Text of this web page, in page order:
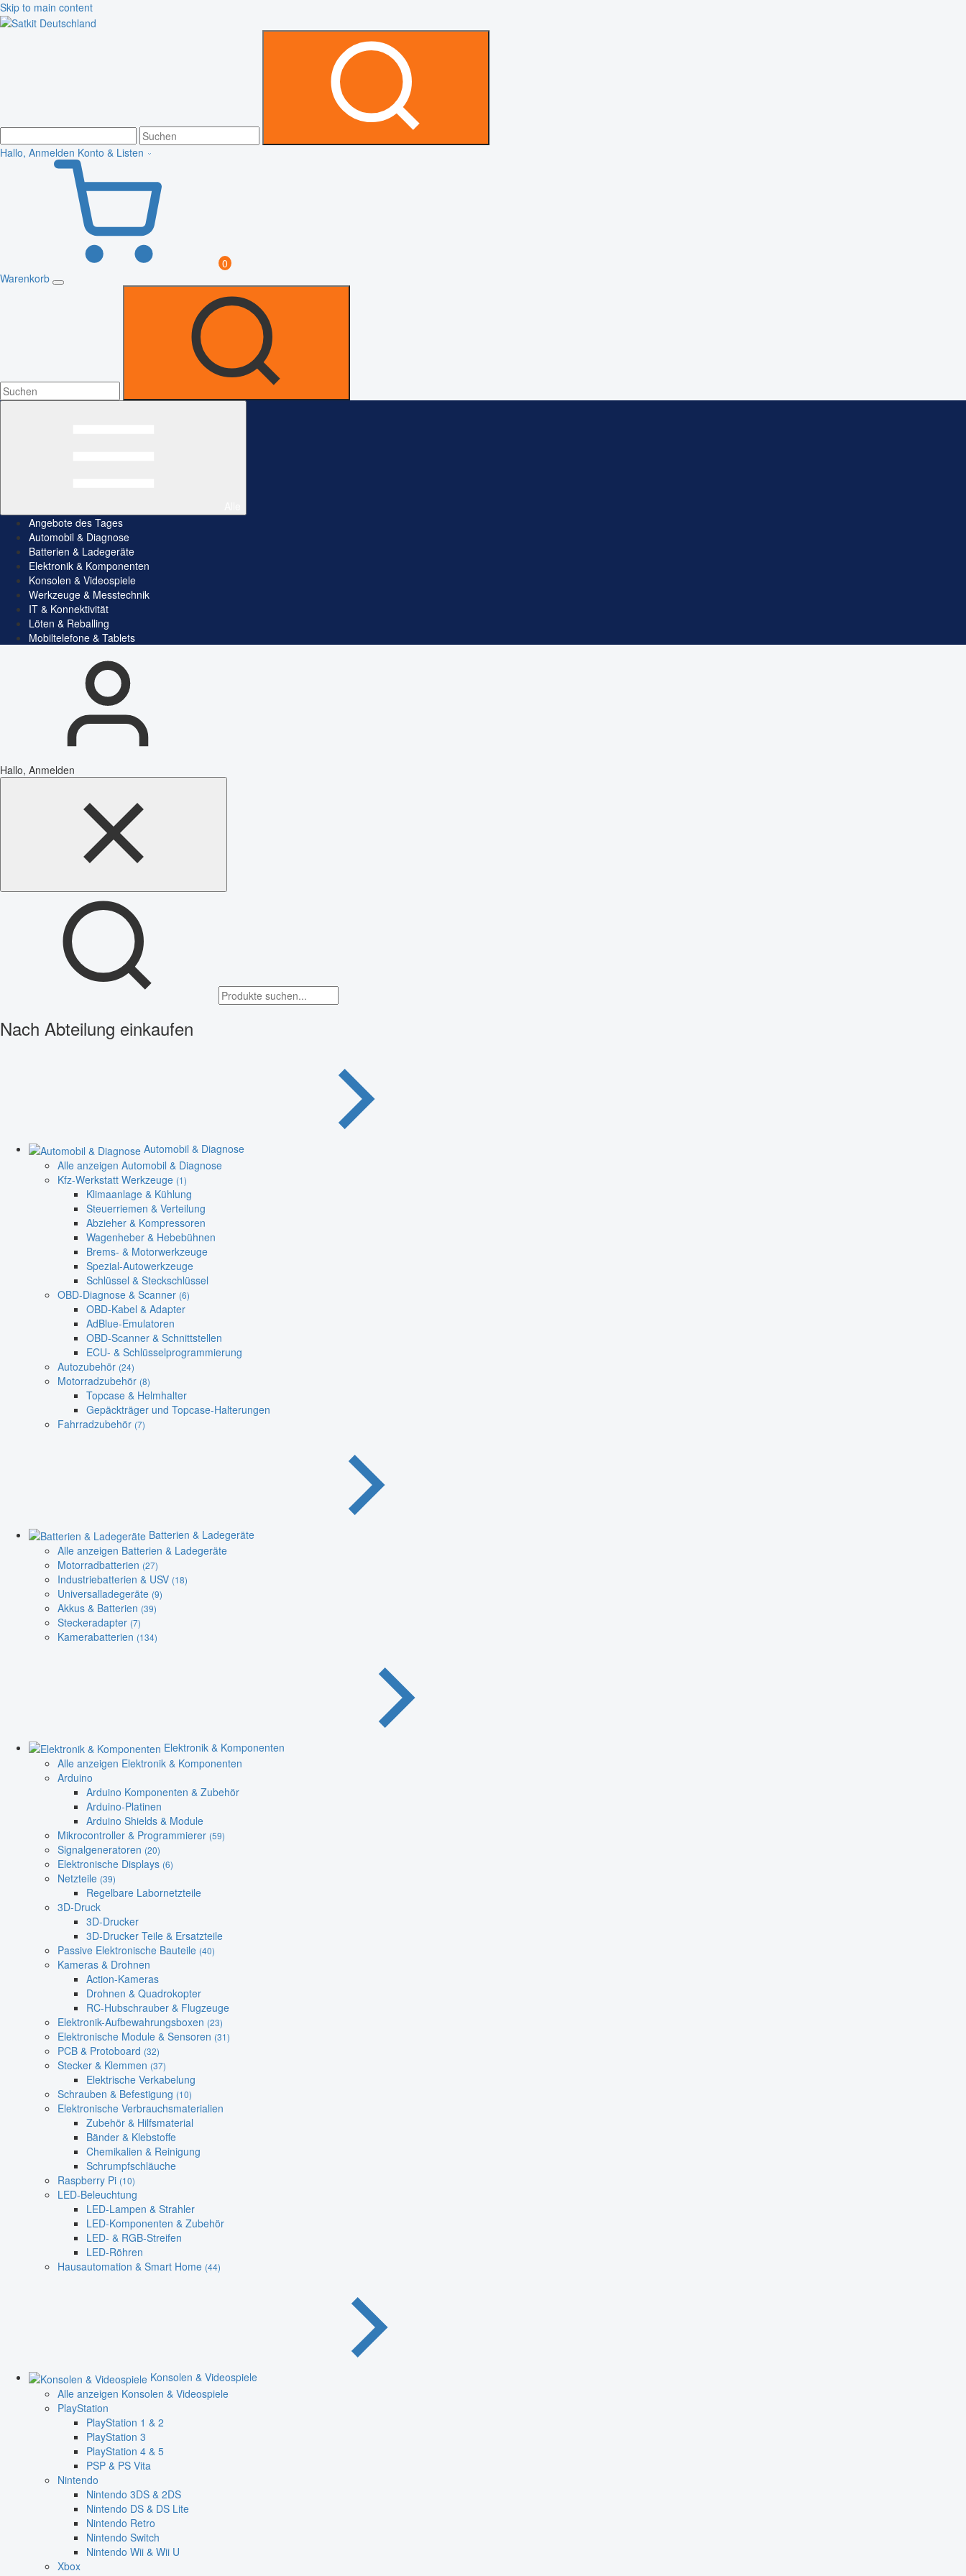
Skip to main content
Hallo, Anmelden Konto & Listen
0
Warenkorb
Angebote des Tages
Automobil & Diagnose
Batterien & Ladegeräte
Elektronik & Komponenten
Konsolen & Videospiele
Werkzeuge & Messtechnik
IT & Konnektivität
Löten & Reballing
Mobiltelefone & Tablets
Hallo, Anmelden
Nach Abteilung einkaufen
Automobil & Diagnose
Alle anzeigen Automobil & Diagnose
Kfz-Werkstatt Werkzeuge (1)
Klimaanlage & Kühlung
Steuerriemen & Verteilung
Abzieher & Kompressoren
Wagenheber & Hebebühnen
Brems- & Motorwerkzeuge
Spezial-Autowerkzeuge
Schlüssel & Steckschlüssel
OBD-Diagnose & Scanner (6)
OBD-Kabel & Adapter
AdBlue-Emulatoren
OBD-Scanner & Schnittstellen
ECU- & Schlüsselprogrammierung
Autozubehör (24)
Motorradzubehör (8)
Topcase & Helmhalter
Gepäckträger und Topcase-Halterungen
Fahrradzubehör (7)
Batterien & Ladegeräte
Alle anzeigen Batterien & Ladegeräte
Motorradbatterien (27)
Industriebatterien & USV (18)
Universalladegeräte (9)
Akkus & Batterien (39)
Steckeradapter (7)
Kamerabatterien (134)
Elektronik & Komponenten
Alle anzeigen Elektronik & Komponenten
Arduino
Arduino Komponenten & Zubehör
Arduino-Platinen
Arduino Shields & Module
Mikrocontroller & Programmierer (59)
Signalgeneratoren (20)
Elektronische Displays (6)
Netzteile (39)
Regelbare Labornetzteile
3D-Druck
3D-Drucker
3D-Drucker Teile & Ersatzteile
Passive Elektronische Bauteile (40)
Kameras & Drohnen
Action-Kameras
Drohnen & Quadrokopter
RC-Hubschrauber & Flugzeuge
Elektronik-Aufbewahrungsboxen (23)
Elektronische Module & Sensoren (31)
PCB & Protoboard (32)
Stecker & Klemmen (37)
Elektrische Verkabelung
Schrauben & Befestigung (10)
Elektronische Verbrauchsmaterialien
Zubehör & Hilfsmaterial
Bänder & Klebstoffe
Chemikalien & Reinigung
Schrumpfschläuche
Raspberry Pi (10)
LED-Beleuchtung
LED-Lampen & Strahler
LED-Komponenten & Zubehör
LED- & RGB-Streifen
LED-Röhren
Hausautomation & Smart Home (44)
Konsolen & Videospiele
Alle anzeigen Konsolen & Videospiele
PlayStation
PlayStation 1 & 2
PlayStation 3
PlayStation 4 & 5
PSP & PS Vita
Nintendo
Nintendo 3DS & 2DS
Nintendo DS & DS Lite
Nintendo Retro
Nintendo Switch
Nintendo Wii & Wii U
Xbox